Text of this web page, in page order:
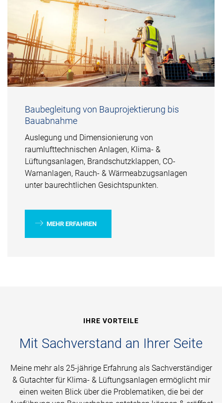
Baubegleitung von Bauprojektierung bis
Bauabnahme
Auslegung und Dimensionierung von
raumlufttechnischen Anlagen, Klima- &
Lüftungsanlagen, Brandschutzklappen, CO-
Warnanlagen, Rauch- & Wärmeabzugsanlagen
unter baurechtlichen Gesichtspunkten.
MEHR ERFAHREN
IHRE VORTEILE
Mit Sachverstand an Ihrer Seite
Meine mehr als 25-jährige Erfahrung als Sachverständiger
& Gutachter für Klima- & Lüftungsanlagen ermöglicht mir
einen weiten Blick über die Problematiken, die bei der